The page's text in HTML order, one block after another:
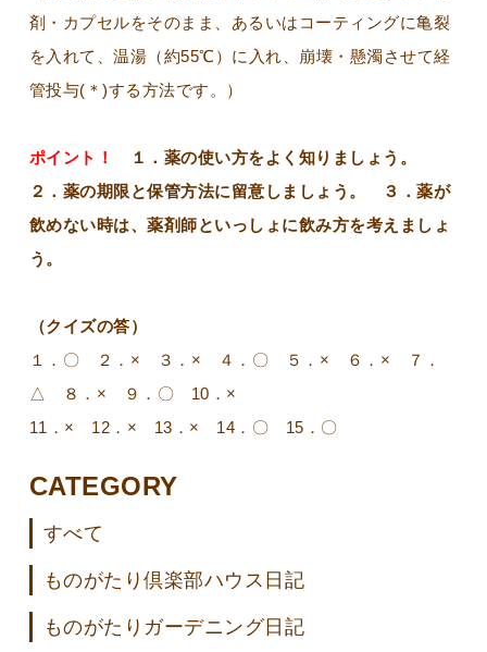
剤・カプセルをそのまま、あるいはコーティングに亀裂
を入れて、温湯（約55℃）に入れ、崩壊・懸濁させて経
管投与(＊)する方法です。）
ポイント！
１．薬の使い方をよく知りましょう。
２．薬の期限と保管方法に留意しましょう。 ３．薬が
飲めない時は、薬剤師といっしょに飲み方を考えましょ
う。
（クイズの答）
１．〇 ２．× ３．× ４．〇 ５．× ６．× ７．
△ ８．× ９．〇 10．×
11．× 12．× 13．× 14．〇 15．〇
CATEGORY
すべて
ものがたり倶楽部ハウス日記
ものがたりガーデニング日記